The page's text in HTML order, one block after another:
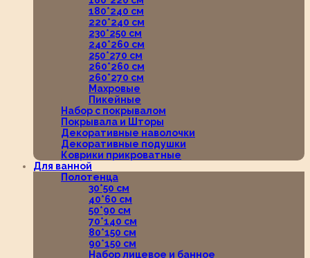
180*240 см
220*240 см
230*250 см
240*260 см
250*270 см
260*260 см
260*270 см
Махровые
Пикейные
Набор с покрывалом
Покрывала и Шторы
Декоративные наволочки
Декоративные подушки
Коврики прикроватные
Для ванной
Полотенца
30*50 см
40*60 см
50*90 см
70*140 см
80*150 см
90*150 см
Набор лицевое и банное